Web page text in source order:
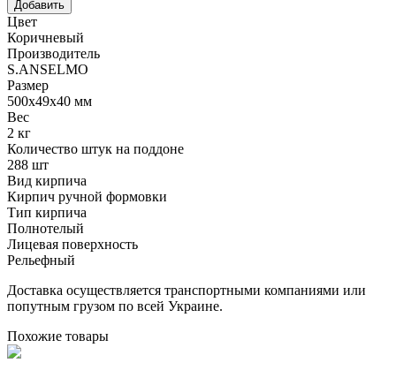
Цвет
Коричневый
Производитель
S.ANSELMO
Размер
500х49х40 мм
Вес
2 кг
Количество штук на поддоне
288 шт
Вид кирпича
Кирпич ручной формовки
Тип кирпича
Полнотелый
Лицевая поверхность
Рельефный
Доставка осуществляется транспортными компаниями или
попутным грузом по всей Украине.
Похожие товары